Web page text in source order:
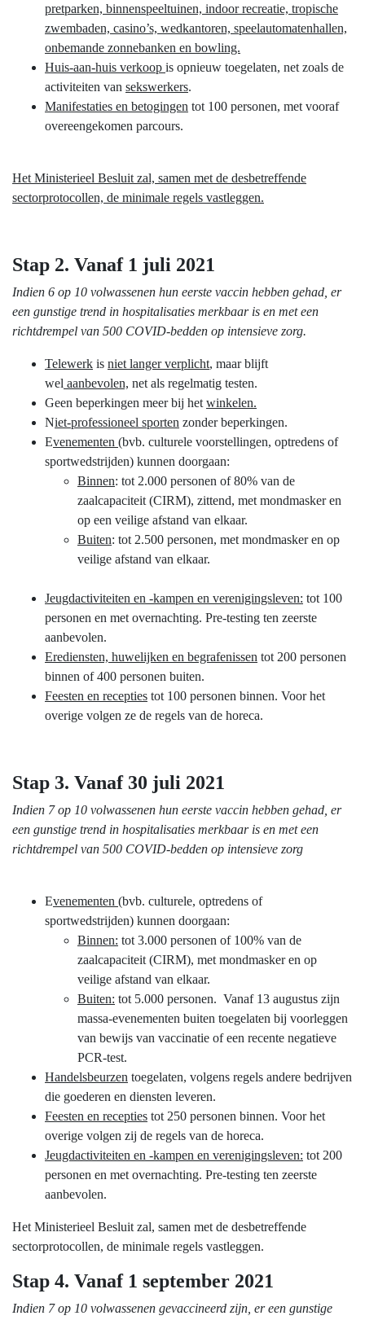
pretparken, binnenspeeltuinen, indoor recreatie, tropische
zwembaden, casino’s, wedkantoren, speelautomatenhallen,
onbemande zonnebanken en bowling.
Huis-aan-huis verkoop is opnieuw toegelaten, net zoals de
activiteiten van sekswerkers.
Manifestaties en betogingen tot 100 personen, met vooraf
overeengekomen parcours.
Het Ministerieel Besluit zal, samen met de desbetreffende
sectorprotocollen, de minimale regels vastleggen.
Stap 2. Vanaf 1 juli 2021
Indien 6 op 10 volwassenen hun eerste vaccin hebben gehad, er
een gunstige trend in hospitalisaties merkbaar is en met een
richtdrempel van 500 COVID-bedden op intensieve zorg.
Telewerk is niet langer verplicht, maar blijft
wel aanbevolen, net als regelmatig testen.
Geen beperkingen meer bij het winkelen.
Niet-professioneel sporten zonder beperkingen.
Evenementen (bvb. culturele voorstellingen, optredens of
sportwedstrijden) kunnen doorgaan:
Binnen: tot 2.000 personen of 80% van de
zaalcapaciteit (CIRM), zittend, met mondmasker en
op een veilige afstand van elkaar.
Buiten: tot 2.500 personen, met mondmasker en op
veilige afstand van elkaar.
Jeugdactiviteiten en -kampen en verenigingsleven: tot 100
personen en met overnachting. Pre-testing ten zeerste
aanbevolen.
Erediensten, huwelijken en begrafenissen tot 200 personen
binnen of 400 personen buiten.
Feesten en recepties tot 100 personen binnen. Voor het
overige volgen ze de regels van de horeca.
Stap 3. Vanaf 30 juli 2021
Indien 7 op 10 volwassenen hun eerste vaccin hebben gehad, er
een gunstige trend in hospitalisaties merkbaar is en met een
richtdrempel van 500 COVID-bedden op intensieve zorg
Evenementen (bvb. culturele, optredens of
sportwedstrijden) kunnen doorgaan:
Binnen: tot 3.000 personen of 100% van de
zaalcapaciteit (CIRM), met mondmasker en op
veilige afstand van elkaar.
Buiten: tot 5.000 personen. Vanaf 13 augustus zijn
massa-evenementen buiten toegelaten bij voorleggen
van bewijs van vaccinatie of een recente negatieve
PCR-test.
Handelsbeurzen toegelaten, volgens regels andere bedrijven
die goederen en diensten leveren.
Feesten en recepties tot 250 personen binnen. Voor het
overige volgen zij de regels van de horeca.
Jeugdactiviteiten en -kampen en verenigingsleven: tot 200
personen en met overnachting. Pre-testing ten zeerste
aanbevolen.
Het Ministerieel Besluit zal, samen met de desbetreffende
sectorprotocollen, de minimale regels vastleggen.
Stap 4. Vanaf 1 september 2021
Indien 7 op 10 volwassenen gevaccineerd zijn, er een gunstige